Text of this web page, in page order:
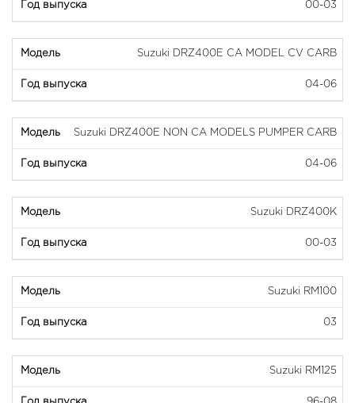
00-03
Suzuki DRZ400E CA MODEL CV CARB
04-06
Suzuki DRZ400E NON CA MODELS PUMPER CARB
04-06
Suzuki DRZ400K
00-03
Suzuki RM100
03
Suzuki RM125